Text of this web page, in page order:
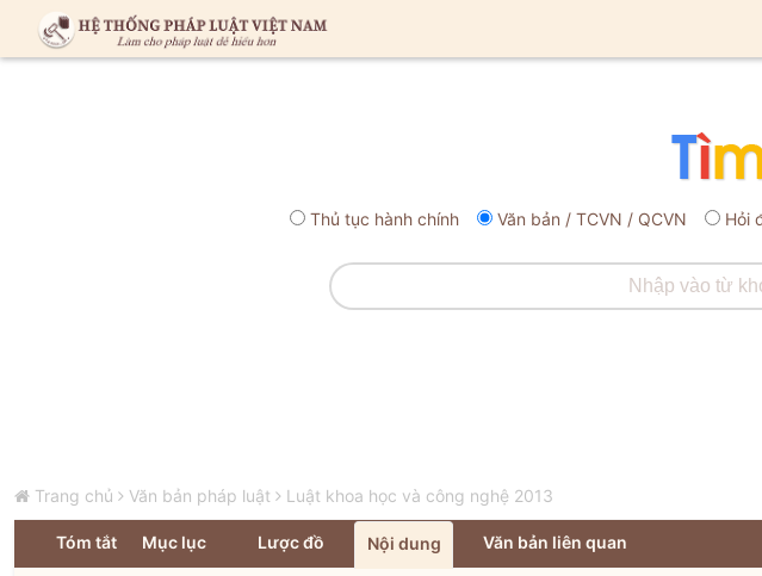
Thủ tục hành chính Văn bản / TCVN / QCVN Hỏi
Trang chủ Văn bản pháp luật Luật khoa học và công nghệ 2013
Tóm tắt Mục lục Lược đồ Nội dung Văn bản liên quan